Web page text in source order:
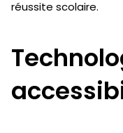
réussite scolaire.